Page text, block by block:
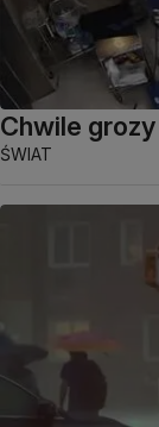
Chwile
ŚWIAT